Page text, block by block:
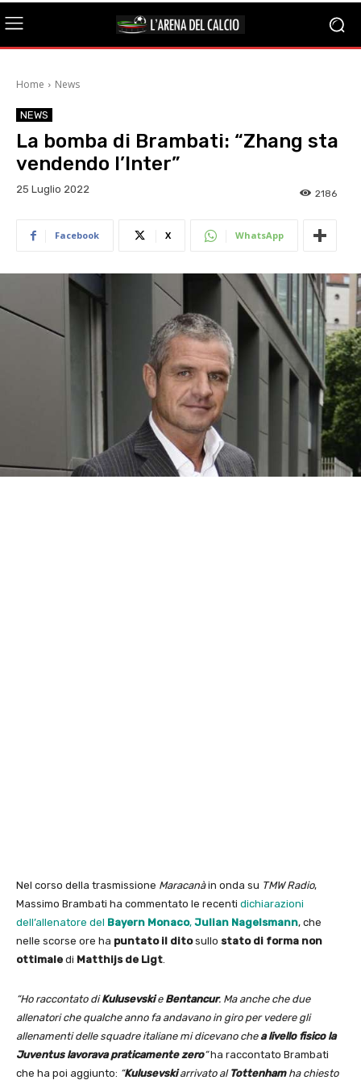
Home News
NEWS
La bomba di Brambati: “Zhang sta
vendendo l’Inter”
25 Luglio 2022 2186
Facebook X WhatsApp
Nel corso della trasmissione Maracanàin onda su TMW Radio,
Massimo Brambati ha commentato le recenti dichiarazioni
dell’allenatore del Bayern Monaco, Julian Nagelsmann, che
nelle scorse ore ha puntato il ditosullo stato di forma non
ottimale di Matthijs de Ligt
“Ho raccontato diKulusevskie Bentancur. Ma anche che due
allenatori che qualche anno fa andavano in giro per vedere gli
allenamenti delle squadre italiane mi dicevano chea livello fisico la
Juventus lavorava praticamente zero“ha raccontato Brambati
che ha poi aggiunto: “Kulusevskiarrivato al Tottenhamha chiesto